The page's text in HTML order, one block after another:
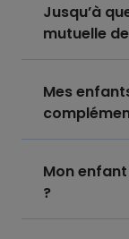
Jusqu’à
mutuelle
Mes
Mon
?